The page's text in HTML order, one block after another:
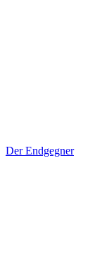
Der Endgegner